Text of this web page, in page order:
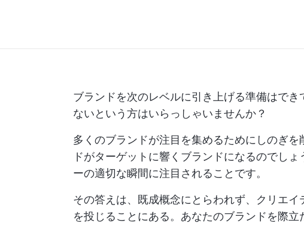
ブランドを次のレベルに引き上げる準備はで
ないという方はいらっしゃいませんか？
多くのブランドが注目を集めるためにしのぎ
ドがターゲットに響くブランドになるのでし
ーの適切な瞬間に注目されることです。
その答えは、既成概念にとらわれず、クリエ
を投じることにある。あなたのブランドを際